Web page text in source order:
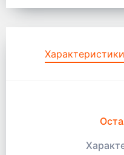
Характеристики